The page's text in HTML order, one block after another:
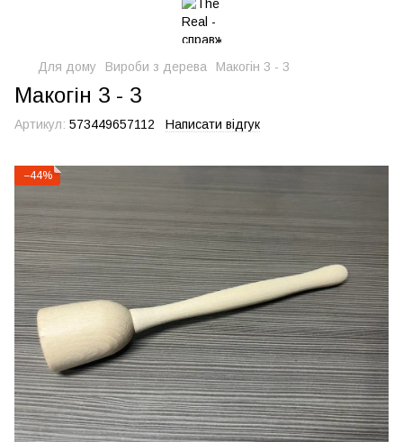
Для дому Вироби з дерева Макогін 3 - 3
Макогін 3 - 3
Артикул: 573449657112 Написати відгук
−44%